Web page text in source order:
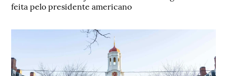
feita pelo presidente americano